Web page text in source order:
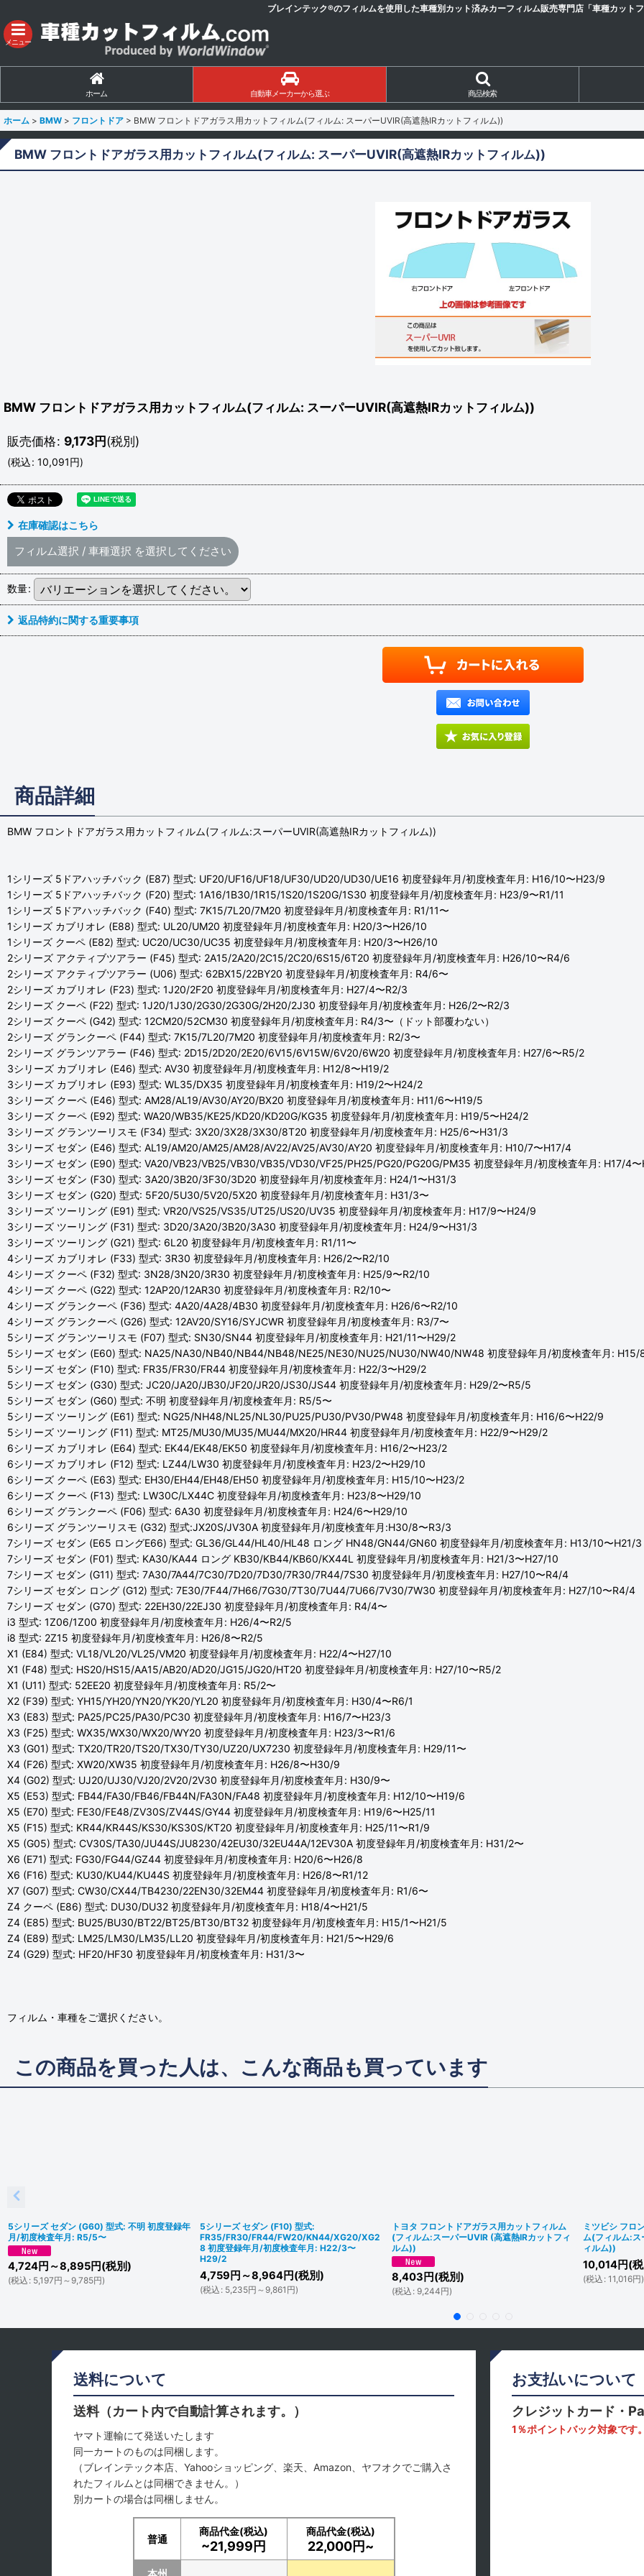
ブレインテック®のフィルムを使用した車種別カット済みカーフィルム販売専門店「車種カット
メニュー
ホーム 自動車メーカーから選ぶ 商品検索
ホーム > BMW > フロントドア > BMW フロントドアガラス用カットフィルム(フィルム: スーパーUVIR(高遮熱IRカットフィルム))
BMW フロントドアガラス用カットフィルム(フィルム: スーパーUVIR(高遮熱IRカットフィルム))
BMW フロントドアガラス用カットフィルム(フィルム: スーパーUVIR(高遮熱IRカットフィルム))
販売価格: 9,173円(税別)
(税込: 10,091円)
在庫確認はこちら
フィルム選択 / 車種選択 を選択してください
数量:
返品特約に関する重要事項
商品詳細
BMW フロントドアガラス用カットフィルム(フィルム:スーパーUVIR(高遮熱IRカットフィルム))
1シリーズ 5ドアハッチバック (E87) 型式: UF20/UF16/UF18/UF30/UD20/UD30/UE16 初度登録年月/初度検査年月: H16/10〜H23/9
1シリーズ 5ドアハッチバック (F20) 型式: 1A16/1B30/1R15/1S20/1S20G/1S30 初度登録年月/初度検査年月: H23/9〜R1/11
1シリーズ 5ドアハッチバック (F40) 型式: 7K15/7L20/7M20 初度登録年月/初度検査年月: R1/11〜
1シリーズ カブリオレ (E88) 型式: UL20/UM20 初度登録年月/初度検査年月: H20/3〜H26/10
1シリーズ クーペ (E82) 型式: UC20/UC30/UC35 初度登録年月/初度検査年月: H20/3〜H26/10
2シリーズ アクティブツアラー (F45) 型式: 2A15/2A20/2C15/2C20/6S15/6T20 初度登録年月/初度検査年月: H26/10〜R4/6
2シリーズ アクティブツアラー (U06) 型式: 62BX15/22BY20 初度登録年月/初度検査年月: R4/6〜
2シリーズ カブリオレ (F23) 型式: 1J20/2F20 初度登録年月/初度検査年月: H27/4〜R2/3
2シリーズ クーペ (F22) 型式: 1J20/1J30/2G30/2G30G/2H20/2J30 初度登録年月/初度検査年月: H26/2〜R2/3
2シリーズ クーペ (G42) 型式: 12CM20/52CM30 初度登録年月/初度検査年月: R4/3〜（ドット部覆わない）
2シリーズ グランクーペ (F44) 型式: 7K15/7L20/7M20 初度登録年月/初度検査年月: R2/3〜
2シリーズ グランツアラー (F46) 型式: 2D15/2D20/2E20/6V15/6V15W/6V20/6W20 初度登録年月/初度検査年月: H27/6〜R5/2
3シリーズ カブリオレ (E46) 型式: AV30 初度登録年月/初度検査年月: H12/8〜H19/2
3シリーズ カブリオレ (E93) 型式: WL35/DX35 初度登録年月/初度検査年月: H19/2〜H24/2
3シリーズ クーペ (E46) 型式: AM28/AL19/AV30/AY20/BX20 初度登録年月/初度検査年月: H11/6〜H19/5
3シリーズ クーペ (E92) 型式: WA20/WB35/KE25/KD20/KD20G/KG35 初度登録年月/初度検査年月: H19/5〜H24/2
3シリーズ グランツーリスモ (F34) 型式: 3X20/3X28/3X30/8T20 初度登録年月/初度検査年月: H25/6〜H31/3
3シリーズ セダン (E46) 型式: AL19/AM20/AM25/AM28/AV22/AV25/AV30/AY20 初度登録年月/初度検査年月: H10/7〜H17/4
3シリーズ セダン (E90) 型式: VA20/VB23/VB25/VB30/VB35/VD30/VF25/PH25/PG20/PG20G/PM35 初度登録年月/初度検査年月: H17/4
3シリーズ セダン (F30) 型式: 3A20/3B20/3F30/3D20 初度登録年月/初度検査年月: H24/1〜H31/3
3シリーズ セダン (G20) 型式: 5F20/5U30/5V20/5X20 初度登録年月/初度検査年月: H31/3〜
3シリーズ ツーリング (E91) 型式: VR20/VS25/VS35/UT25/US20/UV35 初度登録年月/初度検査年月: H17/9〜H24/9
3シリーズ ツーリング (F31) 型式: 3D20/3A20/3B20/3A30 初度登録年月/初度検査年月: H24/9〜H31/3
3シリーズ ツーリング (G21) 型式: 6L20 初度登録年月/初度検査年月: R1/11〜
4シリーズ カブリオレ (F33) 型式: 3R30 初度登録年月/初度検査年月: H26/2〜R2/10
4シリーズ クーペ (F32) 型式: 3N28/3N20/3R30 初度登録年月/初度検査年月: H25/9〜R2/10
4シリーズ クーペ (G22) 型式: 12AP20/12AR30 初度登録年月/初度検査年月: R2/10〜
4シリーズ グランクーペ (F36) 型式: 4A20/4A28/4B30 初度登録年月/初度検査年月: H26/6〜R2/10
4シリーズ グランクーペ (G26) 型式: 12AV20/SY16/SYJCWR 初度登録年月/初度検査年月: R3/7〜
5シリーズ グランツーリスモ (F07) 型式: SN30/SN44 初度登録年月/初度検査年月: H21/11〜H29/2
5シリーズ セダン (E60) 型式: NA25/NA30/NB40/NB44/NB48/NE25/NE30/NU25/NU30/NW40/NW48 初度登録年月/初度検査年月: H15/
5シリーズ セダン (F10) 型式: FR35/FR30/FR44 初度登録年月/初度検査年月: H22/3〜H29/2
5シリーズ セダン (G30) 型式: JC20/JA20/JB30/JF20/JR20/JS30/JS44 初度登録年月/初度検査年月: H29/2〜R5/5
5シリーズ セダン (G60) 型式: 不明 初度登録年月/初度検査年月: R5/5〜
5シリーズ ツーリング (E61) 型式: NG25/NH48/NL25/NL30/PU25/PU30/PV30/PW48 初度登録年月/初度検査年月: H16/6〜H22/9
5シリーズ ツーリング (F11) 型式: MT25/MU30/MU35/MU44/MX20/HR44 初度登録年月/初度検査年月: H22/9〜H29/2
6シリーズ カブリオレ (E64) 型式: EK44/EK48/EK50 初度登録年月/初度検査年月: H16/2〜H23/2
6シリーズ カブリオレ (F12) 型式: LZ44/LW30 初度登録年月/初度検査年月: H23/2〜H29/10
6シリーズ クーペ (E63) 型式: EH30/EH44/EH48/EH50 初度登録年月/初度検査年月: H15/10〜H23/2
6シリーズ クーペ (F13) 型式: LW30C/LX44C 初度登録年月/初度検査年月: H23/8〜H29/10
6シリーズ グランクーペ (F06) 型式: 6A30 初度登録年月/初度検査年月: H24/6〜H29/10
6シリーズ グランツーリスモ (G32) 型式:JX20S/JV30A 初度登録年月/初度検査年月:H30/8〜R3/3
7シリーズ セダン (E65 ロングE66) 型式: GL36/GL44/HL40/HL48 ロング HN48/GN44/GN60 初度登録年月/初度検査年月: H13/10〜H21/3
7シリーズ セダン (F01) 型式: KA30/KA44 ロング KB30/KB44/KB60/KX44L 初度登録年月/初度検査年月: H21/3〜H27/10
7シリーズ セダン (G11) 型式: 7A30/7A44/7C30/7D20/7D30/7R30/7R44/7S30 初度登録年月/初度検査年月: H27/10〜R4/4
7シリーズ セダン ロング (G12) 型式: 7E30/7F44/7H66/7G30/7T30/7U44/7U66/7V30/7W30 初度登録年月/初度検査年月: H27/10〜R4/4
7シリーズ セダン (G70) 型式: 22EH30/22EJ30 初度登録年月/初度検査年月: R4/4〜
i3 型式: 1Z06/1Z00 初度登録年月/初度検査年月: H26/4〜R2/5
i8 型式: 2Z15 初度登録年月/初度検査年月: H26/8〜R2/5
X1 (E84) 型式: VL18/VL20/VL25/VM20 初度登録年月/初度検査年月: H22/4〜H27/10
X1 (F48) 型式: HS20/HS15/AA15/AB20/AD20/JG15/JG20/HT20 初度登録年月/初度検査年月: H27/10〜R5/2
X1 (U11) 型式: 52EE20 初度登録年月/初度検査年月: R5/2〜
X2 (F39) 型式: YH15/YH20/YN20/YK20/YL20 初度登録年月/初度検査年月: H30/4〜R6/1
X3 (E83) 型式: PA25/PC25/PA30/PC30 初度登録年月/初度検査年月: H16/7〜H23/3
X3 (F25) 型式: WX35/WX30/WX20/WY20 初度登録年月/初度検査年月: H23/3〜R1/6
X3 (G01) 型式: TX20/TR20/TS20/TX30/TY30/UZ20/UX7230 初度登録年月/初度検査年月: H29/11〜
X4 (F26) 型式: XW20/XW35 初度登録年月/初度検査年月: H26/8〜H30/9
X4 (G02) 型式: UJ20/UJ30/VJ20/2V20/2V30 初度登録年月/初度検査年月: H30/9〜
X5 (E53) 型式: FB44/FA30/FB46/FB44N/FA30N/FA48 初度登録年月/初度検査年月: H12/10〜H19/6
X5 (E70) 型式: FE30/FE48/ZV30S/ZV44S/GY44 初度登録年月/初度検査年月: H19/6〜H25/11
X5 (F15) 型式: KR44/KR44S/KS30/KS30S/KT20 初度登録年月/初度検査年月: H25/11〜R1/9
X5 (G05) 型式: CV30S/TA30/JU44S/JU8230/42EU30/32EU44A/12EV30A 初度登録年月/初度検査年月: H31/2〜
X6 (E71) 型式: FG30/FG44/GZ44 初度登録年月/初度検査年月: H20/6〜H26/8
X6 (F16) 型式: KU30/KU44/KU44S 初度登録年月/初度検査年月: H26/8〜R1/12
X7 (G07) 型式: CW30/CX44/TB4230/22EN30/32EM44 初度登録年月/初度検査年月: R1/6〜
Z4 クーペ (E86) 型式: DU30/DU32 初度登録年月/初度検査年月: H18/4〜H21/5
Z4 (E85) 型式: BU25/BU30/BT22/BT25/BT30/BT32 初度登録年月/初度検査年月: H15/1〜H21/5
Z4 (E89) 型式: LM25/LM30/LM35/LL20 初度登録年月/初度検査年月: H21/5〜H29/6
Z4 (G29) 型式: HF20/HF30 初度登録年月/初度検査年月: H31/3〜
フィルム・車種をご選択ください。
この商品を買った人は、こんな商品も買っています
5シリーズ セダン (G60) 型式: 不明 初度登録年
月/初度検査年月: R5/5〜
4,724円 ～8,895円(税別)
(税込 : 5,197円 ～9,785円)
5シリーズ セダン (F10) 型式:
FR35/FR30/FR44/FW20/KN44/XG20/XG2
8 初度登録年月/初度検査年月: H22/3〜
H29/2
4,759 円 ～8,964円(税別)
(税込 : 5,235円 ～9,861 円)
トヨタ フロントドアガラス用カットフィルム
(フィルム:スーパーUVIR (高遮熱IRカットフィ
ルム))
8,403 円(税別)
(税込 : 9,244円)
ミツビシ フロ
ム(フィルム:ス
ィルム))
10,014円(
(税込 : 11,016円)
送料について
送料（カート内で自動計算されます。）
ヤマト運輸にて発送いたします
同一カートのものは同梱します。
（ブレインテック本店、Yahooショッピング、楽天、Amazon、ヤフオクでご購入さ
れたフィルムとは同梱できません。）
別カートの場合は同梱しません。
普通
商品代金(税込)
~21,999円
商品代金(税込)
22,000円~
お支払いについて
クレジットカード・
1％ポイントバック対象です